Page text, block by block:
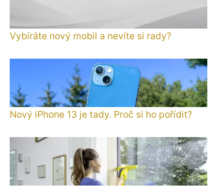
Vybíráte nový mobil a nevíte si rady?
Nový iPhone 13 je tady. Proč si ho pořídit?